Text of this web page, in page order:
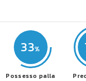
33
Possesso palla